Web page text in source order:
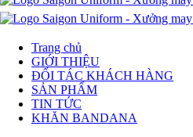
Trang chủ
GIỚI THIỆU
ĐỐI TÁC KHÁCH HÀNG
SẢN PHẨM
TIN TỨC
KHĂN BANDANA